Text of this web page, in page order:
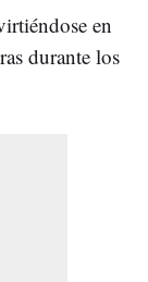
en
durante los